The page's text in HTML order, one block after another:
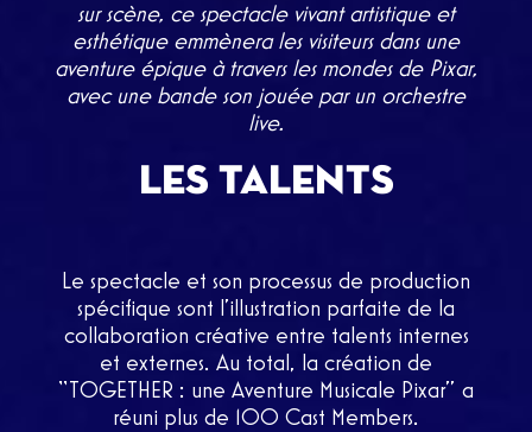
sur scène, ce spectacle vivant artistique et
esthétique emmènera les visiteurs dans une
aventure épique à travers les mondes de Pixar,
avec une bande son jouée par un orchestre
live.
LES TALENTS
Le spectacle et son processus de production
spécifique sont l’illustration parfaite de la
collaboration créative entre talents internes
et externes. Au total, la création de
“TOGETHER : une Aventure Musicale Pixar” a
réuni plus de 100 Cast Members.